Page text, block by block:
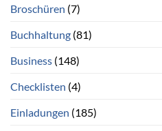
Broschüren (7)
Buchhaltung (81)
Business (148)
Checklisten (4)
Einladungen (185)